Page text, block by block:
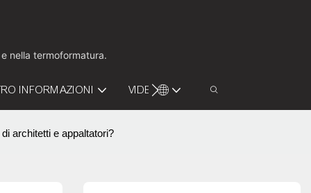
nella termoformatura.
INFORMAZIONI VIDEO CONTATTACI
architetti e appaltatori?